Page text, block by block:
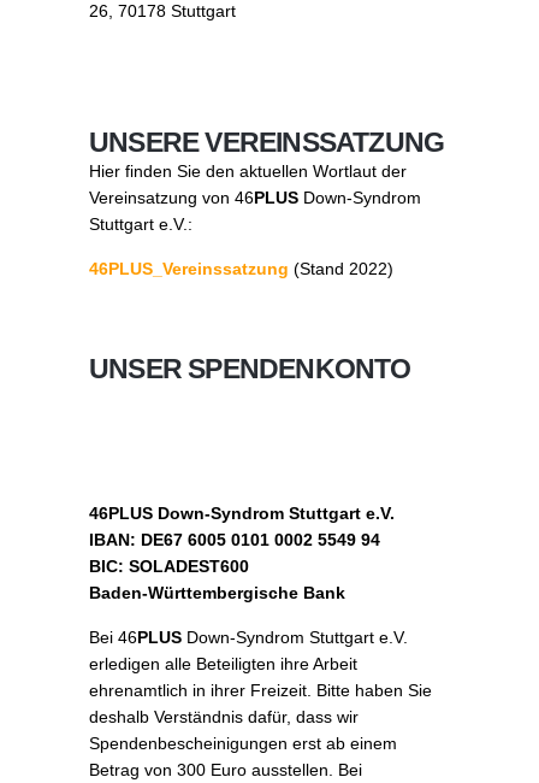
26, 70178 Stuttgart
UNSERE VEREINSSATZUNG
Hier finden Sie den aktuellen Wortlaut der
Vereinsatzung von 46PLUS Down-Syndrom
Stuttgart e.V.:
46PLUS_Vereinssatzung (Stand 2022)
UNSER SPENDENKONTO
46PLUS Down-Syndrom Stuttgart e.V.
IBAN: DE67 6005 0101 0002 5549 94
BIC: SOLADEST600
Baden-Württembergische Bank
Bei 46PLUS Down-Syndrom Stuttgart e.V.
erledigen alle Beteiligten ihre Arbeit
ehrenamtlich in ihrer Freizeit. Bitte haben Sie
deshalb Verständnis dafür, dass wir
Spendenbescheinigungen erst ab einem
Betrag von 300 Euro ausstellen. Bei